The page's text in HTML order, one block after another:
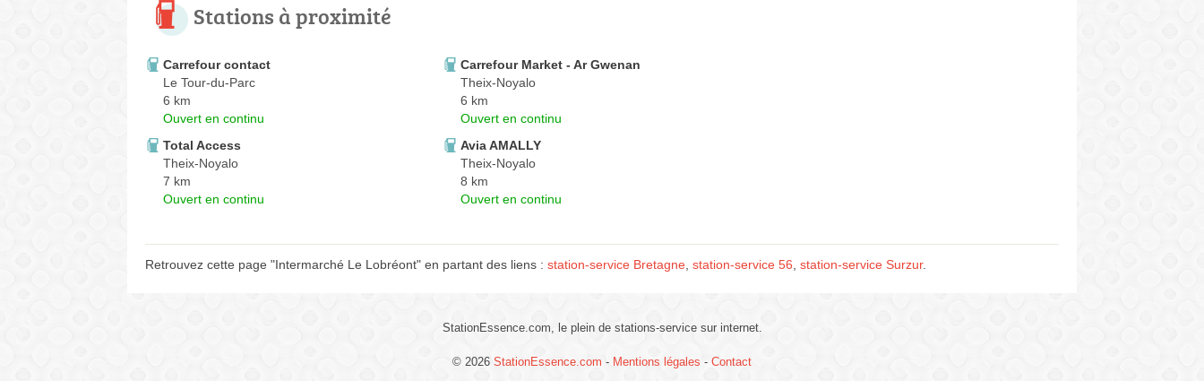
Stations à proximité
Carrefour contact
Le Tour-du-Parc
6 km
Ouvert en continu
Carrefour Market - Ar Gwenan
Theix-Noyalo
6 km
Ouvert en continu
Total Access
Theix-Noyalo
7 km
Ouvert en continu
Avia AMALLY
Theix-Noyalo
8 km
Ouvert en continu
Retrouvez cette page "Intermarché Le Lobréont" en partant des liens : station-service Bretagne, station-service 56, station-service Surzur.
StationEssence.com, le plein de stations-service sur internet.
© 2026 StationEssence.com - Mentions légales - Contact